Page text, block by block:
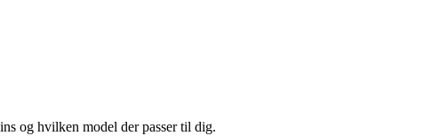
og hvilken model der passer til dig.